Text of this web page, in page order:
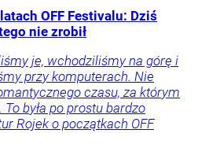
OFF Festivalu: Dziś
nie zrobił
je, wchodziliśmy na górę i
przy komputerach. Nie
czasu, za którym
była po prostu bardzo
Rojek o początkach OFF